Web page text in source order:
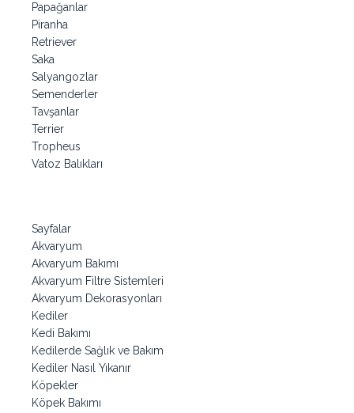
Papağanlar
Piranha
Retriever
Saka
Salyangozlar
Semenderler
Tavşanlar
Terrier
Tropheus
Vatoz Balıkları
Sayfalar
Akvaryum
Akvaryum Bakımı
Akvaryum Filtre Sistemleri
Akvaryum Dekorasyonları
Kediler
Kedi Bakımı
Kedilerde Sağlık ve Bakım
Kediler Nasıl Yıkanır
Köpekler
Köpek Bakımı